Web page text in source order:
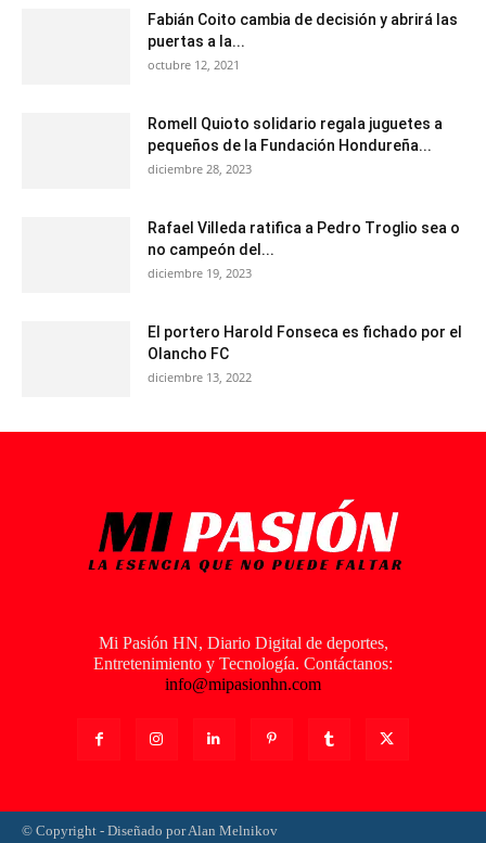
Fabián Coito cambia de decisión y abrirá las
puertas a la...
octubre 12, 2021
Romell Quioto solidario regala juguetes a
pequeños de la Fundación Hondureña...
diciembre 28, 2023
Rafael Villeda ratifica a Pedro Troglio sea o
no campeón del...
diciembre 19, 2023
El portero Harold Fonseca es fichado por el
Olancho FC
diciembre 13, 2022
Mi Pasión HN, Diario Digital de deportes,
Entretenimiento y Tecnología. Contáctanos:
info@mipasionhn.com
© Copyright - Diseñado por Alan Melnikov